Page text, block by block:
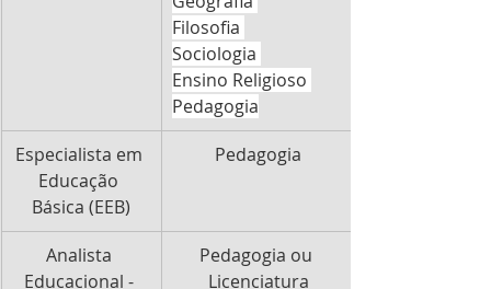
Filosofia
Sociologia
Ensino Religioso
Pedagogia
Especialista em
Educação
Básica (EEB)
Pedagogia
Analista
Educacional -
Pedagogia ou
Licenciatura